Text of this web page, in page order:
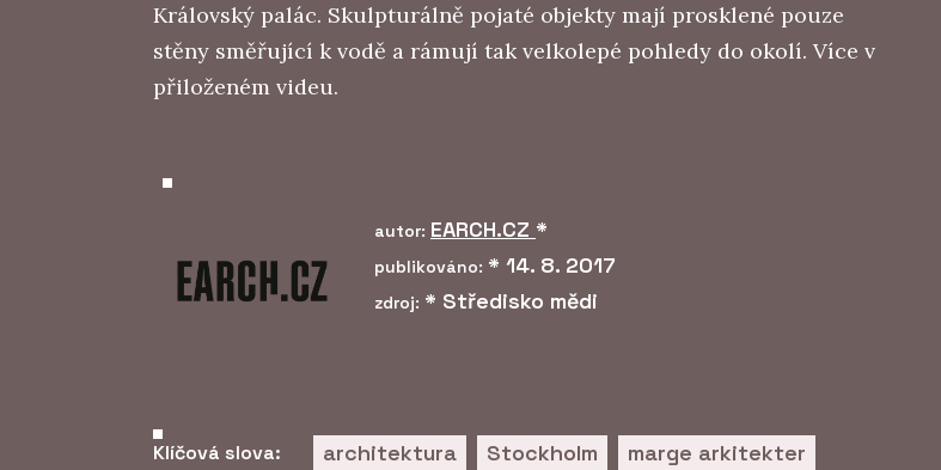
Královský palác. Skulpturálně pojaté objekty mají prosklené pouze
stěny směřující k vodě a rámují tak velkolepé pohledy do okolí. Více v
přiloženém videu.
autor: EARCH.CZ *
publikováno: * 14. 8. 2017
zdroj: * Středisko mědi
Klíčová slova: architektura Stockholm
marge arkitekter